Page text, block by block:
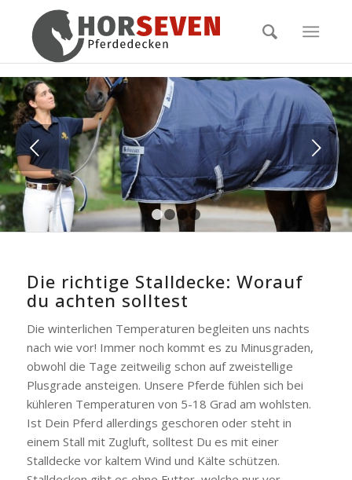
Weiter
1 2 3 4
Die richtige Stalldecke: Worauf
du achten solltest
Die winterlichen Temperaturen begleiten uns nachts
nach wie vor! Immer noch kommt es zu Minusgraden,
obwohl die Tage zeitweilig schon auf zweistellige
Plusgrade ansteigen. Unsere Pferde fühlen sich bei
kühleren Temperaturen von 5-18 Grad am wohlsten.
Ist Dein Pferd allerdings geschoren oder steht in
einem Stall mit Zugluft, solltest Du es mit einer
Stalldecke vor kaltem Wind und Kälte schützen.